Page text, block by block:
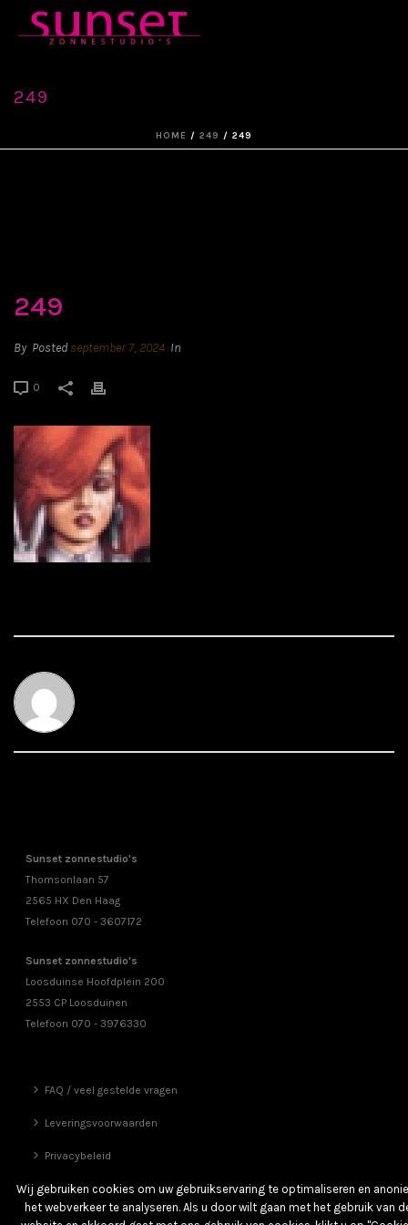
249
HOME / 249 / 249
249
By Posted september 7, 2024 In
0
Sunset zonnestudio's
Thomsonlaan 57
2565 HX Den Haag
Telefoon 070 - 3607172
Sunset zonnestudio's
Loosduinse Hoofdplein 200
2553 CP Loosduinen
Telefoon 070 - 3976330
FAQ / veel gestelde vragen
Leveringsvoorwaarden
Privacybeleid
Vrienden
Wij gebruiken cookies om uw gebruikservaring te optimaliseren en
het webverkeer te analyseren. Als u door wilt gaan met het gebruik van